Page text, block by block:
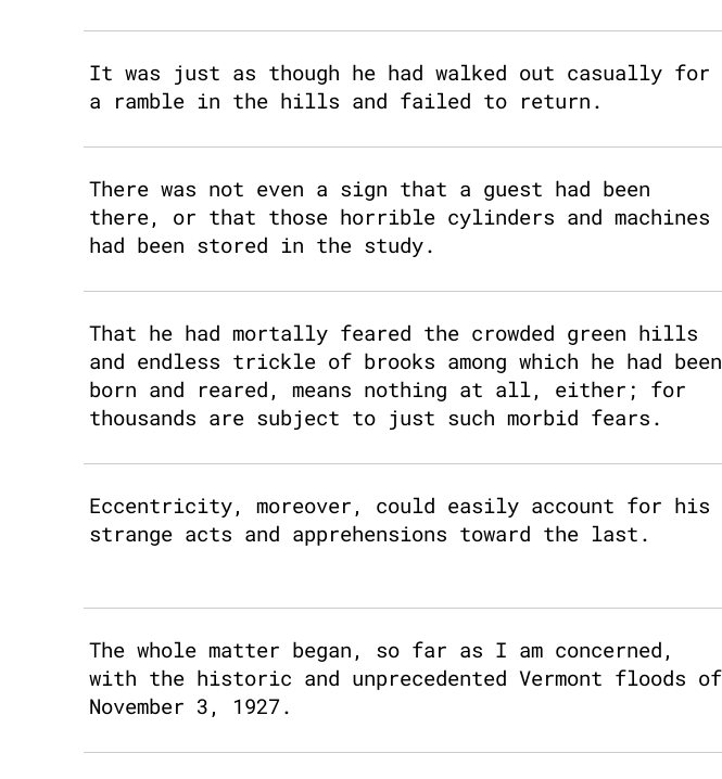
It was just as though he had walked out casually for
a ramble in the hills and failed to return.
There was not even a sign that a guest had been
there, or that those horrible cylinders and machines
had been stored in the study.
That he had mortally feared the crowded green hills
and endless trickle of brooks among which he had been
born and reared, means nothing at all, either; for
thousands are subject to just such morbid fears.
Eccentricity, moreover, could easily account for his
strange acts and apprehensions toward the last.
The whole matter began, so far as I am concerned,
with the historic and unprecedented Vermont floods of
November 3, 1927.